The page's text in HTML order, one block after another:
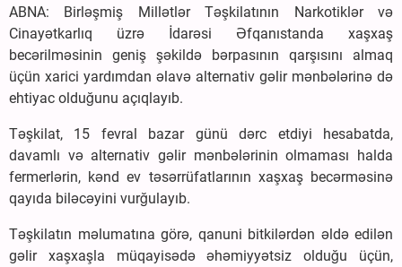
ABNA: Birləşmiş Millətlər Təşkilatının Narkotiklər və
Cinayətkarlıq üzrə İdarəsi Əfqanıstanda xaşxaş
becərilməsinin geniş şəkildə bərpasının qarşısını almaq
üçün xarici yardımdan əlavə alternativ gəlir mənbələrinə də
ehtiyac olduğunu açıqlayıb.
Təşkilat, 15 fevral bazar günü dərc etdiyi hesabatda,
davamlı və alternativ gəlir mənbələrinin olmaması halda
fermerlərin, kənd ev təsərrüfatlarının xaşxaş becərməsinə
qayıda biləcəyini vurğulayıb.
Təşkilatın məlumatına görə, qanuni bitkilərdən əldə edilən
gəlir xaşxaşla müqayisədə əhəmiyyətsiz olduğu üçün,